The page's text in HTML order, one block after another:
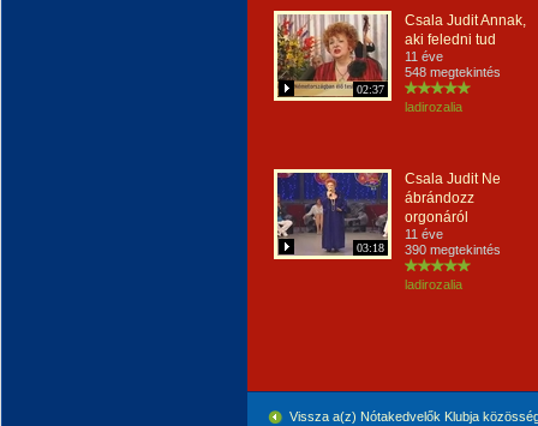
02:37
Csala Judit Annak,
aki feledni tud
11 éve
548 megtekintés
ladirozalia
03:18
Csala Judit Ne
ábrándozz
orgonáról
11 éve
390 megtekintés
ladirozalia
Vissza a(z) Nótakedvelők Klubja